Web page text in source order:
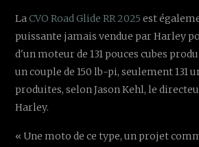
LaCVO Road Glide RR 2025 est
puissante jamais vendue par Harley
d'un moteur de 131 pouces cubes
un couple de 150 lb-pi, seulement 131
produites, selon Jason Kehl, le
Harley.
« Une moto de ce type, un projet